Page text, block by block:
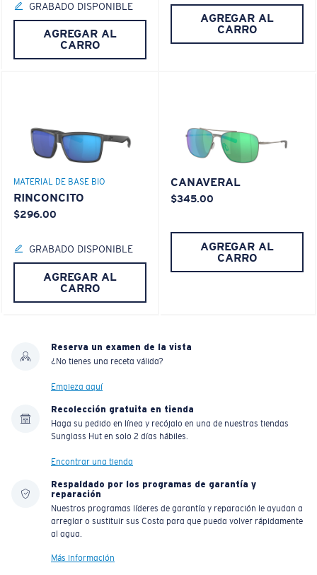
GRABADO DISPONIBLE
AGREGAR AL
CARRO
AGREGAR AL
CARRO
MATERIAL DE BASE BIO
RINCONCITO
$296.00
GRABADO DISPONIBLE
AGREGAR AL
CARRO
CANAVERAL
$345.00
AGREGAR AL
CARRO
Reserva un examen de la vista
¿No tienes una receta válida?
Empieza aquí
Recolección gratuita en tienda
Haga su pedido en línea y recójalo en una de nuestras tiendas
Sunglass Hut en solo 2 días hábiles.
Encontrar una tienda
Respaldado por los programas de garantía y
reparación
Nuestros programas líderes de garantía y reparación le ayudan a
arreglar o sustituir sus Costa para que pueda volver rápidamente
al agua.
Más información